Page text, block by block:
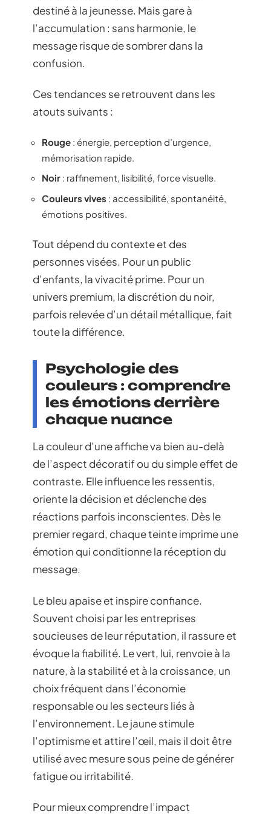
destiné à la jeunesse. Mais gare à
l’accumulation : sans harmonie, le
message risque de sombrer dans la
confusion.
Ces tendances se retrouvent dans les
atouts suivants :
Rouge : énergie, perception d’urgence,
mémorisation rapide.
Noir : raffinement, lisibilité, force visuelle.
Couleurs vives : accessibilité, spontanéité,
émotions positives.
Tout dépend du contexte et des
personnes visées. Pour un public
d’enfants, la vivacité prime. Pour un
univers premium, la discrétion du noir,
parfois relevée d’un détail métallique, fait
toute la différence.
Psychologie des
couleurs : comprendre
les émotions derrière
chaque nuance
La couleur d’une affiche va bien au-delà
de l’aspect décoratif ou du simple effet de
contraste. Elle influence les ressentis,
oriente la décision et déclenche des
réactions parfois inconscientes. Dès le
premier regard, chaque teinte imprime une
émotion qui conditionne la réception du
message.
Le bleu apaise et inspire confiance.
Souvent choisi par les entreprises
soucieuses de leur réputation, il rassure et
évoque la fiabilité. Le vert, lui, renvoie à la
nature, à la stabilité et à la croissance, un
choix fréquent dans l’économie
responsable ou les secteurs liés à
l’environnement. Le jaune stimule
l’optimisme et attire l’œil, mais il doit être
utilisé avec mesure sous peine de générer
fatigue ou irritabilité.
Pour mieux comprendre l’impact